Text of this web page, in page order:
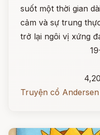
suốt một thời gian
cảm và sự trung
trở lại ngôi vị xứng
Truyện cổ Andersen